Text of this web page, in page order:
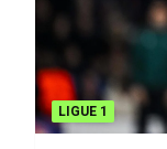
LIGUE 1